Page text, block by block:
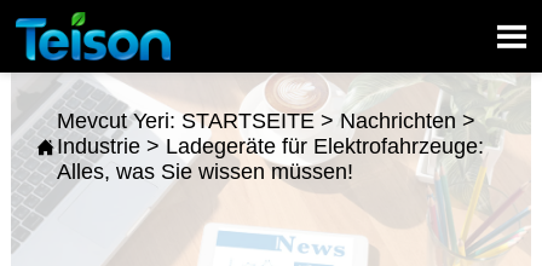


Mevcut Yeri: STARTSEITE>Nachrichten >
Industrie> Ladegeräte für Elektrofahrzeuge:
Alles, was Sie wissen müssen!